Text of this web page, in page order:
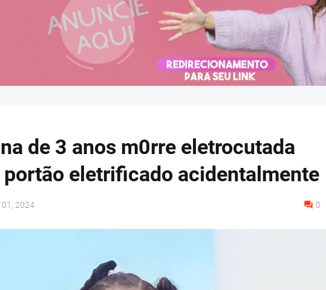
de 3 anos m0rre eletrocutada
portão eletrificado acidentalmente
2024 0